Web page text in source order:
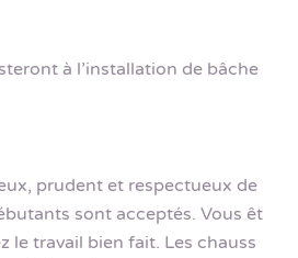
à l’installation de bâche
prudent et respectueux de
sont acceptés. Vous êt
le travail bien fait. Les chauss